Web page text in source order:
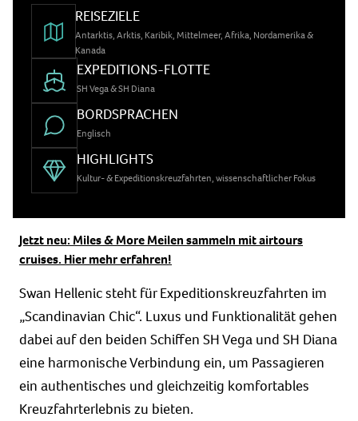
REISEZIELE
Antarktis, Arktis, Karibik, Mittelmeer, Afrika, Nordamerika &
Kanada
EXPEDITIONS-FLOTTE
SH Vega & SH Diana
BORDSPRACHEN
Englisch
HIGHLIGHTS
Kultur- & Expeditionskreuzfahrten, wissenschaftlicher Fokus
Jetzt neu: Miles & More Meilen sammeln mit airtours
cruises. Hier mehr erfahren!
Swan Hellenic steht für Expeditionskreuzfahrten im
„Scandinavian Chic“. Luxus und Funktionalität gehen
dabei auf den beiden Schiffen SH Vega und SH Diana
eine harmonische Verbindung ein, um Passagieren
ein authentisches und gleichzeitig komfortables
Kreuzfahrterlebnis zu bieten.